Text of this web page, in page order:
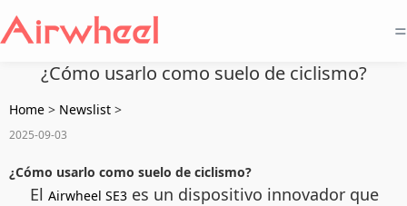
=
¿Cómo usarlo como suelo de ciclismo?
Home > Newslist >
2025-09-03
¿Cómo usarlo como suelo de ciclismo?
El Airwheel SE3 es un dispositivo innovador que